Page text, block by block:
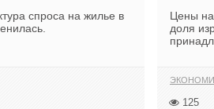
спроса на жилье в
Цены на
доля
125